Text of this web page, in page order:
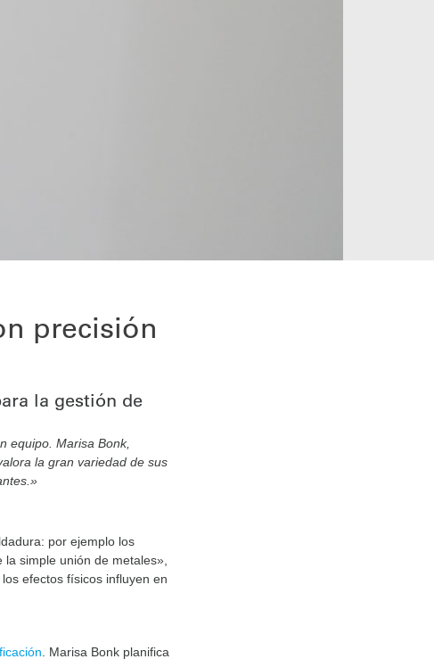
precisión
la gestión de
equipo. Marisa Bonk,
la gran variedad de sus
por ejemplo los
simple unión de metales»,
efectos físicos influyen en
. Marisa Bonk planifica